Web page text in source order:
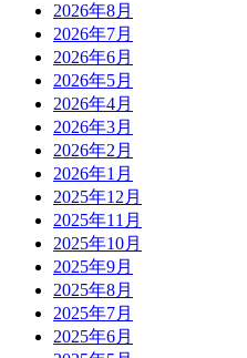
2026年8月
2026年7月
2026年6月
2026年5月
2026年4月
2026年3月
2026年2月
2026年1月
2025年12月
2025年11月
2025年10月
2025年9月
2025年8月
2025年7月
2025年6月